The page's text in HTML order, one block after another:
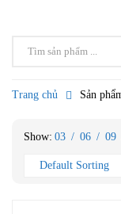
Trang chủ Sản
Show: 03 / 06 / 09